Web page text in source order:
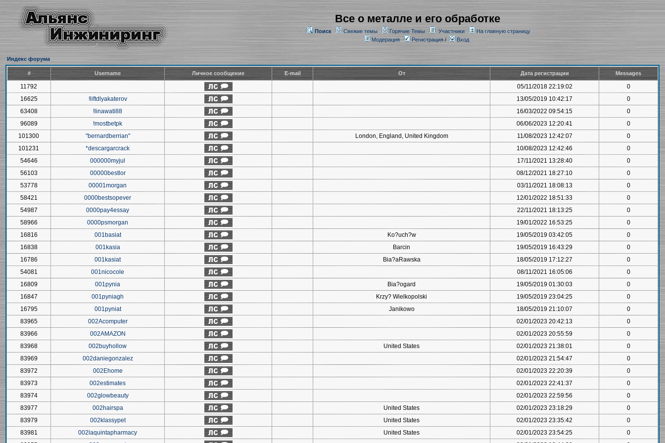
Все о металле и его обработке
Поиск Свежие темы Горячие Темы Участники
На главную страницу
Модерация
Регистрация/ Вход
Индекс форума
# Username Личное сообщение E-mail От Дата регистрации Messages
11792 05/11/2018 22:19:02
0
16625
!liftdlyakaterov 13/05/2019 10:42:17
0
63408
!linawati88 16/03/2022 09:54:15
0
96089
!mostbetpk 06/06/2023 12:20:41
0
101300
"bernardberrian" London, England, United Kingdom 11/08/2023 12:42:07
0
101231
*descargarcrack 10/08/2023 12:42:46
0
54646
000000myjul 17/11/2021 13:28:40
0
56103
00000bestlor 08/12/2021 18:27:10
0
53778
00001morgan 03/11/2021 18:08:13
0
58421
0000bestsopever 12/01/2022 18:51:33
0
54987
0000pay4essay 22/11/2021 18:13:25
0
58966
0000psmorgan 19/01/2022 16:53:25
0
16816
001basiat Ko?uch?w 19/05/2019 03:42:05
0
16838
001kasia Barcin 19/05/2019 16:43:29
0
16786
001kasiat Bia?aRawska 18/05/2019 17:12:27
0
54081
001nicocole 08/11/2021 16:05:06
0
16809
001pynia Bia?ogard 19/05/2019 01:30:03
0
16847
001pyniagh Krzy? Wielkopolski 19/05/2019 23:04:25
0
16795
001pyniat Janikowo 18/05/2019 21:10:07
0
83965
002Acomputer 02/01/2023 20:42:13
0
83966
002AMAZON 02/01/2023 20:55:59
0
83968
002buyhollow United States 02/01/2023 21:38:01
0
83969
002daniegonzalez 02/01/2023 21:54:47
0
83972
002Ehome 02/01/2023 22:20:39
0
83973
002estimates 02/01/2023 22:41:37
0
83974
002glowbeauty 02/01/2023 22:59:56
0
83977
002hairspa United States 02/01/2023 23:18:29
0
83979
002klassypet United States 02/01/2023 23:35:42
0
83981
002laquintapharmacy United States 02/01/2023 23:54:25
0